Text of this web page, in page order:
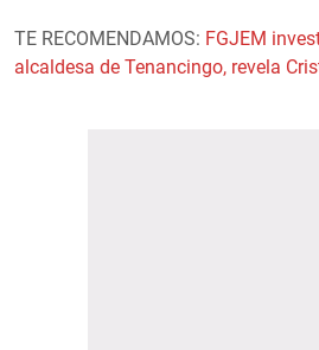
TE RECOMENDAMOS: FGJEM
alcaldesa de Tenancingo, revela